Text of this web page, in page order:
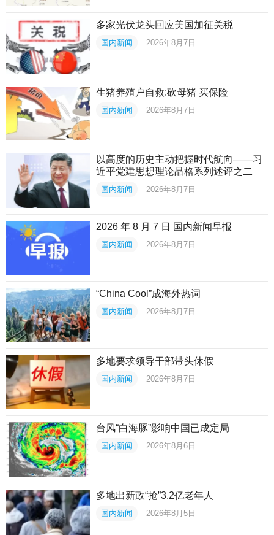
多家光伏龙头回应美国加征关税
国内新闻 2026年8月7日
生猪养殖户自救:砍母猪 买保险
国内新闻 2026年8月7日
以高度的历史主动把握时代航向——习
近平党建思想理论品格系列述评之二
国内新闻 2026年8月7日
2026 年 8 月 7 日 国内新闻早报
国内新闻 2026年8月7日
“China Cool”成海外热词
国内新闻 2026年8月7日
多地要求领导干部带头休假
国内新闻 2026年8月7日
台风“白海豚”影响中国已成定局
国内新闻 2026年8月6日
多地出新政“抢”3.2亿老年人
国内新闻 2026年8月5日